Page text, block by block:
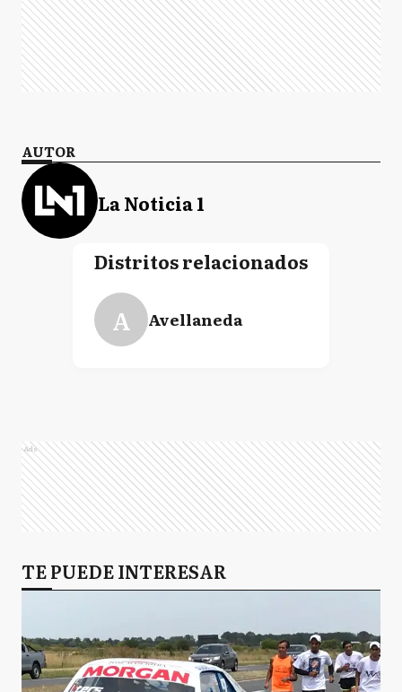
AUTOR
La Noticia 1
Distritos relacionados
A Avellaneda
Ads
TE PUEDE INTERESAR